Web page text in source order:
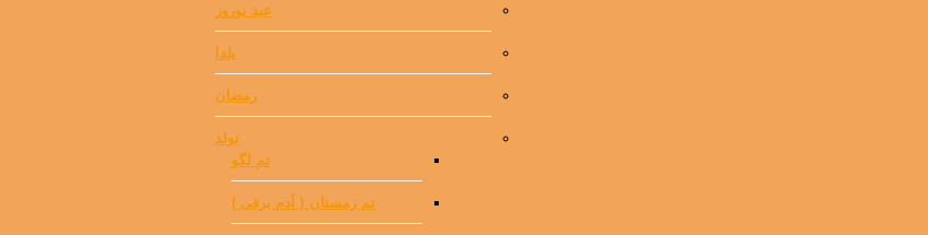
عید نوروز
یلدا
رمضان
تولد
تم لگو
تم زمستان ( آدم برفی )